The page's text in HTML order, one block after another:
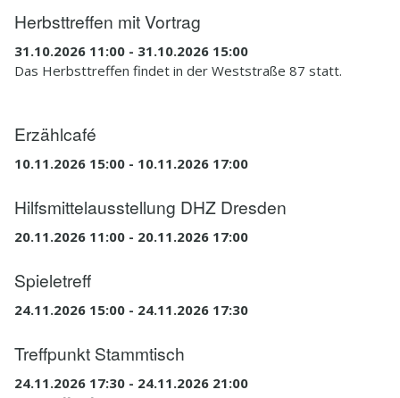
Herbsttreffen mit Vortrag
31.10.2026 11:00 - 31.10.2026 15:00
Das Herbsttreffen findet in der Weststraße 87 statt.
Erzählcafé
10.11.2026 15:00 - 10.11.2026 17:00
Hilfsmittelausstellung DHZ Dresden
20.11.2026 11:00 - 20.11.2026 17:00
Spieletreff
24.11.2026 15:00 - 24.11.2026 17:30
Treffpunkt Stammtisch
24.11.2026 17:30 - 24.11.2026 21:00